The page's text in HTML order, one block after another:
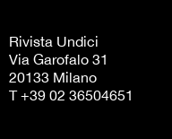
Rivista Undici
Via Garofalo 31
20133 Milano
T +39 02 36504651